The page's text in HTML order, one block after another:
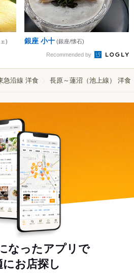
) 銀座 小十 (銀座/懐石)
Recommended by
急沿線 洋食 長原～蓮沼（池上線） 洋食
なったアプリで
にお店探し